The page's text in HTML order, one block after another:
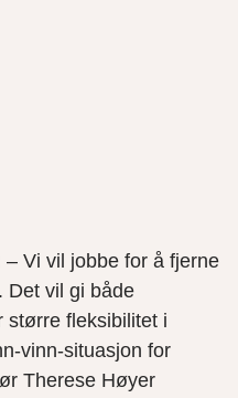
– Vi vil jobbe for å fjerne
Det vil gi både
større fleksibilitet i
vinn-situasjon for
Therese Høyer